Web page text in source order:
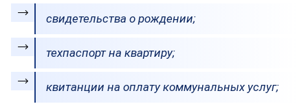
свидетельства о рождении;
техпаспорт на квартиру;
квитанции на оплату коммунальных услуг;